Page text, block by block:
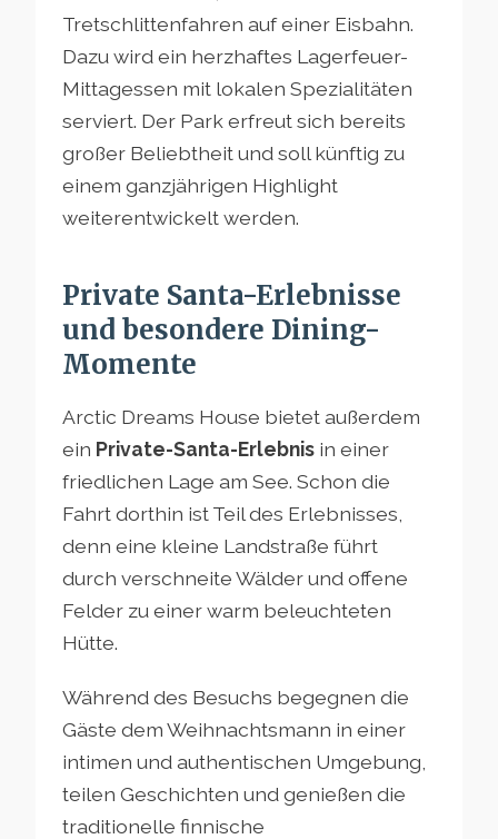
Tretschlittenfahren auf einer Eisbahn.
Dazu wird ein herzhaftes Lagerfeuer-
Mittagessen mit lokalen Spezialitäten
serviert. Der Park erfreut sich bereits
großer Beliebtheit und soll künftig zu
einem ganzjährigen Highlight
weiterentwickelt werden.
Private Santa-Erlebnisse
und besondere Dining-
Momente
Arctic Dreams House bietet außerdem
ein Private-Santa-Erlebnis in einer
friedlichen Lage am See. Schon die
Fahrt dorthin ist Teil des Erlebnisses,
denn eine kleine Landstraße führt
durch verschneite Wälder und offene
Felder zu einer warm beleuchteten
Hütte.
Während des Besuchs begegnen die
Gäste dem Weihnachtsmann in einer
intimen und authentischen Umgebung,
teilen Geschichten und genießen die
traditionelle finnische